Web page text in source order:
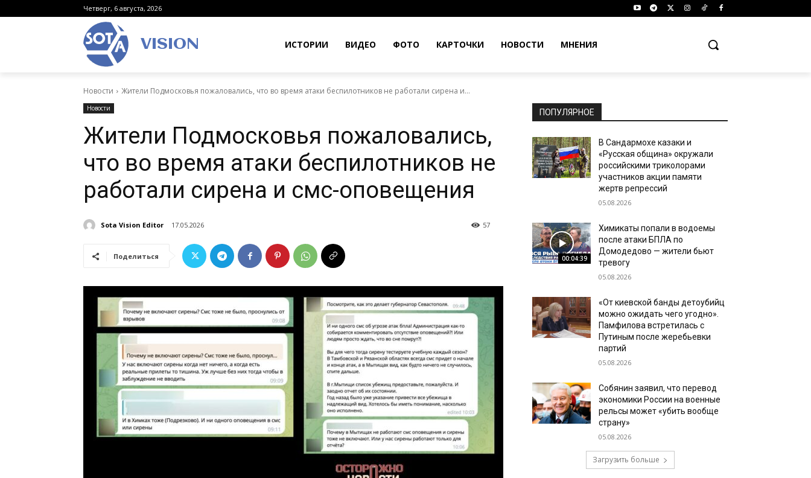
Четверг, 6 августа, 2026
VISION ИСТОРИИ ВИДЕО ФОТО КАРТОЧКИ НОВОСТИ МНЕНИЯ
Новости Жители Подмосковья пожаловались, что во время атаки беспилотников не работали сирена и...
Новости
Жители Подмосковья пожаловались,
что во время атаки беспилотников не
работали сирена и смс-оповещения
Sota Vision Editor 17.05.2026 57
Поделиться
ПОПУЛЯРНОЕ
В Сандармохе казаки и
«Русская община» окружали
российскими триколорами
участников акции памяти
жертв репрессий
05.08.2026
00:04:39
Химикаты попали в водоемы
после атаки БПЛА по
Домодедово — жители бьют
тревогу
05.08.2026
«От киевской банды детоубийц
можно ожидать чего угодно».
Памфилова встретилась с
Путиным после жеребьевки
партий
05.08.2026
Собянин заявил, что перевод
экономики России на военные
рельсы может «убить вообще
страну»
05.08.2026
Загрузить больше